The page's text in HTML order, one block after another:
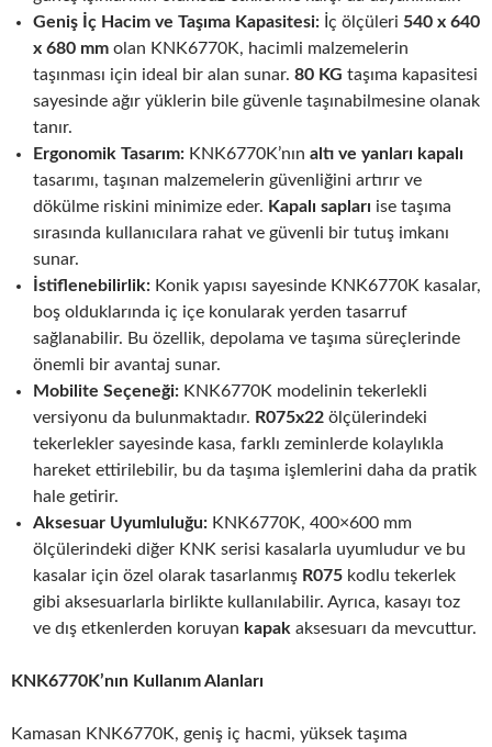
Geniş İç Hacim ve Taşıma Kapasitesi: İç ölçüleri 540 x 640
x 680 mm olan KNK6770K, hacimli malzemelerin
taşınması için ideal bir alan sunar. 80 KG taşıma kapasitesi
sayesinde ağır yüklerin bile güvenle taşınabilmesine olanak
tanır.
Ergonomik Tasarım: KNK6770K’nın altı ve yanları kapalı
tasarımı, taşınan malzemelerin güvenliğini artırır ve
dökülme riskini minimize eder. Kapalı sapları ise taşıma
sırasında kullanıcılara rahat ve güvenli bir tutuş imkanı
sunar.
İstiflenebilirlik: Konik yapısı sayesinde KNK6770K kasalar,
boş olduklarında iç içe konularak yerden tasarruf
sağlanabilir. Bu özellik, depolama ve taşıma süreçlerinde
önemli bir avantaj sunar.
Mobilite Seçeneği: KNK6770K modelinin tekerlekli
versiyonu da bulunmaktadır. R075x22 ölçülerindeki
tekerlekler sayesinde kasa, farklı zeminlerde kolaylıkla
hareket ettirilebilir, bu da taşıma işlemlerini daha da pratik
hale getirir.
Aksesuar Uyumluluğu: KNK6770K, 400×600 mm
ölçülerindeki diğer KNK serisi kasalarla uyumludur ve bu
kasalar için özel olarak tasarlanmış R075 kodlu tekerlek
gibi aksesuarlarla birlikte kullanılabilir. Ayrıca, kasayı toz
ve dış etkenlerden koruyan kapak aksesuarı da mevcuttur.
KNK6770K’nın Kullanım Alanları
Kamasan KNK6770K, geniş iç hacmi, yüksek taşıma